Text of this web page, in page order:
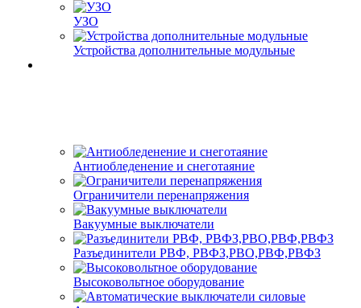
УЗО
Устройства дополнительные модульные
Антиобледенение и снеготаяние
Ограничители перенапряжения
Вакуумные выключатели
Разъединители РВФ, РВФЗ,РВО,РВФ,РВФЗ
Высоковольтное оборудование